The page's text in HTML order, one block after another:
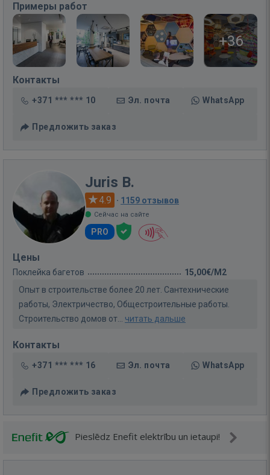
Примеры работ
+36
Контакты
+371 *** *** 10 Эл. почта WhatsApp
Предложить заказ
Juris B.
4.9 · 1159 отзывов
Сейчас на сайте
PRO
Цены
Поклейка багетов
15,00€/M2
Опыт в строительстве более 20 лет. Сантехнические
работы, Электричество, Общестроительные работы.
Строительство домов от... читать дальше
Контакты
+371 *** *** 16 Эл. почта WhatsApp
Предложить заказ
Pieslēdz Enefit elektrību un ietaupi!